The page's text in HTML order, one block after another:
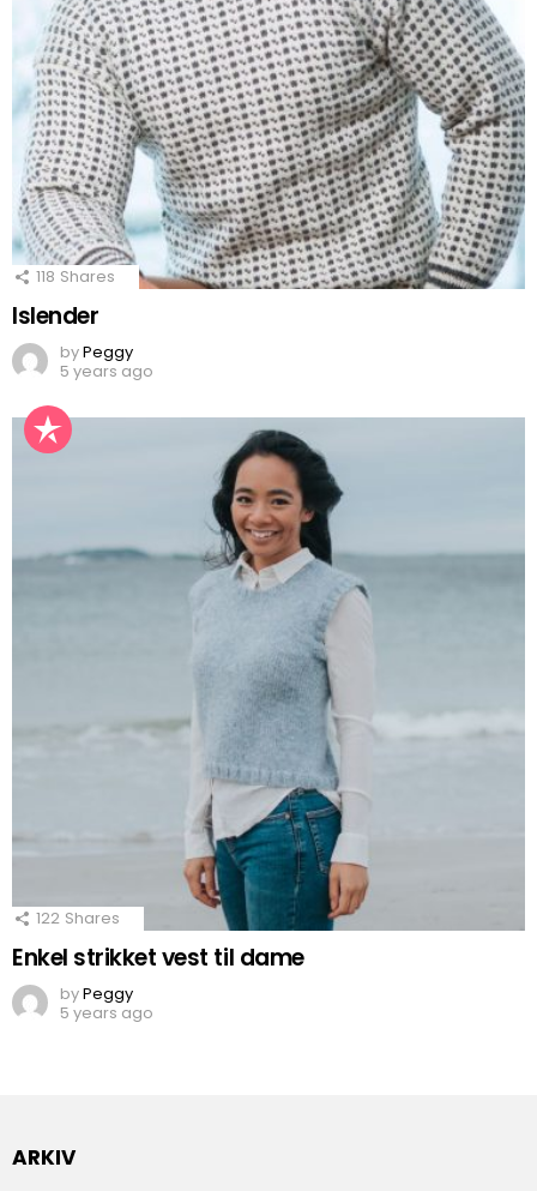
118 Shares
Islender
byPeggy
5 years ago
122 Shares
Enkel strikket vest til dame
byPeggy
5 years ago
ARKIV